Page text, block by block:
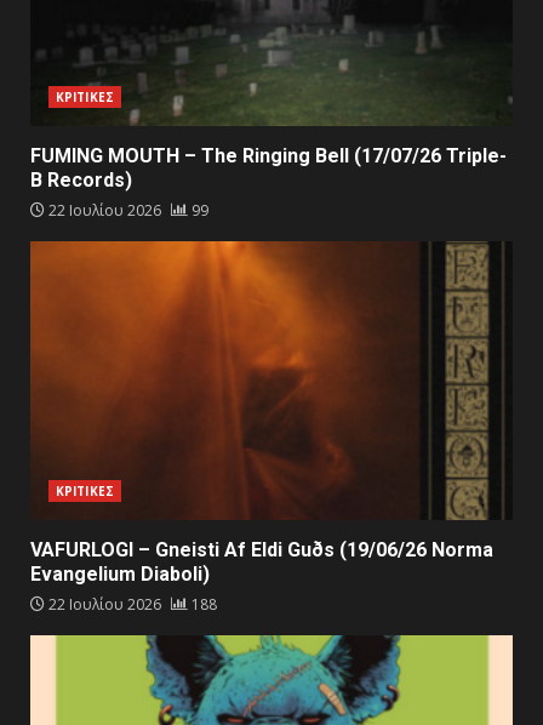
ΚΡΙΤΙΚΕΣ
FUMING MOUTH – The Ringing Bell (17/07/26 Triple-
B Records)
22 Ιουλίου 2026 99
ΚΡΙΤΙΚΕΣ
VAFURLOGI – Gneisti Af Eldi Guðs (19/06/26 Norma
Evangelium Diaboli)
22 Ιουλίου 2026 188